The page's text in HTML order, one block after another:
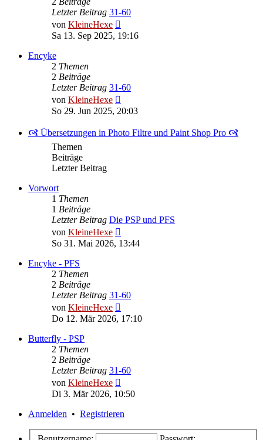
Letzter Beitrag 31-60
von KleineHexe
Beitrag
Sa 13. Sep 2025, 19:16
Encyke
2 Themen
2 Beiträge
Letzter Beitrag 31-60
von KleineHexe
Beitrag
So 29. Jun 2025, 20:03
🙧 Übersetzungen in Photo Filtre und Paint Shop Pro 🙧
Themen
Beiträge
Letzter Beitrag
Vorwort
1 Themen
1 Beiträge
Letzter Beitrag Die PSP und PFS
von KleineHexe
Beitrag
So 31. Mai 2026, 13:44
Encyke - PFS
2 Themen
2 Beiträge
Letzter Beitrag 31-60
von KleineHexe
Beitrag
Do 12. Mär 2026, 17:10
Butterfly - PSP
2 Themen
2 Beiträge
Letzter Beitrag 31-60
von KleineHexe
Beitrag
Di 3. Mär 2026, 10:50
Anmelden • Registrieren